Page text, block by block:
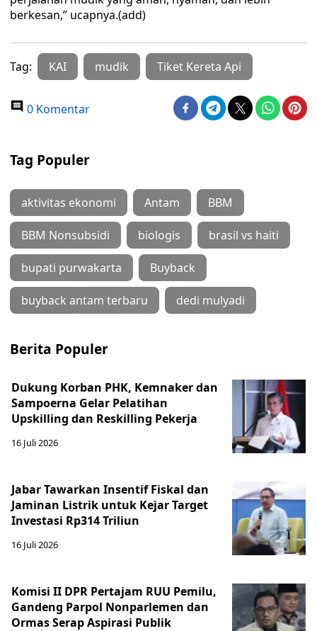
berkesan,” ucapnya.(add)
Tag: KAI mudik Tiket Kereta Api
0 Komentar
Tag Populer
aktivitas ekonomi Antam BBM
BBM Nonsubsidi biologis brasil vs haiti
bupati purwakarta Buyback
buyback antam terbaru dedi mulyadi
Berita Populer
Dukung Korban PHK, Kemnaker dan
Sampoerna Gelar Pelatihan
Upskilling dan Reskilling Pekerja
16 Juli 2026
Jabar Tawarkan Insentif Fiskal dan
Jaminan Listrik untuk Kejar Target
Investasi Rp314 Triliun
16 Juli 2026
Komisi II DPR Pertajam RUU Pemilu,
Gandeng Parpol Nonparlemen dan
Ormas Serap Aspirasi Publik